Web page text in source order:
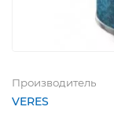
Производитель
VERES